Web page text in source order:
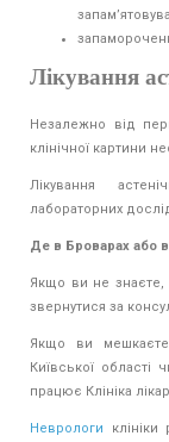
Лікування
Незалежно від
клінічної картини
Лікування
лабораторних
Де в Броварах або
Якщо ви не знаєте,
звернутися за
Якщо ви
Київської
працює Клініка
Неврологи